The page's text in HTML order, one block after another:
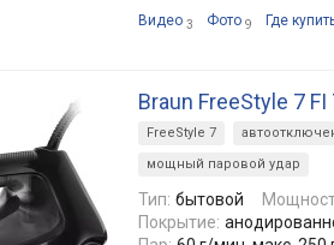
Видео 3 Фото 9 Где
Braun FreeStyle 7 FI
FreeStyle 7
мощный паровой удар
Тип: бытовой
Покрытие: